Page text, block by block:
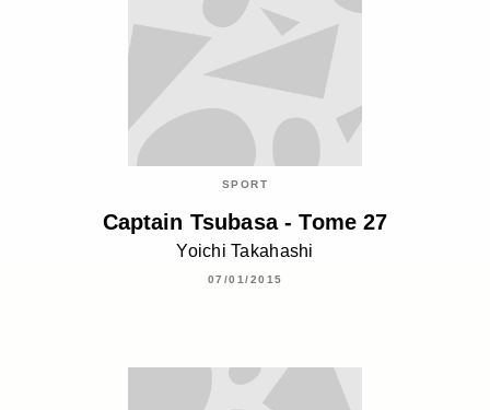
SPORT
Captain Tsubasa - Tome 27
Yoichi Takahashi
07/01/2015